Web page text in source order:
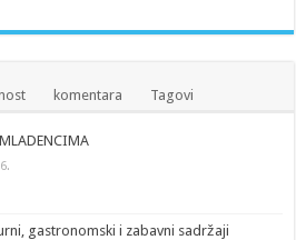
komentara Tagovi
gastronomski i zabavni sadržaji